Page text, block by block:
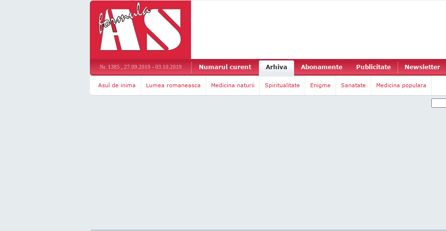
Nr. 1385 , 27.09.2019 - 03.10.2019 Numarul curent Arhiva Abonamente Publicitate Newsletter
Asul de inima Lumea romaneasca Medicina naturii Spiritualitate Enigme Sanatate Medicina populara